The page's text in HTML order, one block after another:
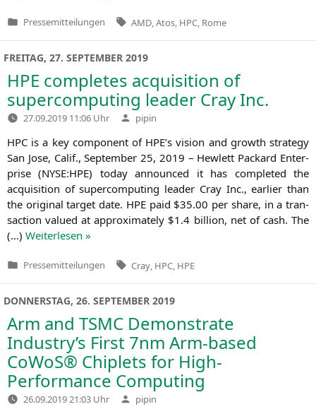
Veröffentlicht
Pressemitteilungen Tags:
AMD Atos HPC Rome
FREITAG, 27. SEPTEMBER 2019
HPE completes acquisition of
supercomputing leader Cray Inc.
27.09.2019 11:06 Uhr Verfasst
von
pipin
HPC is a key com­po­nent of HPE’s visi­on and growth stra­tegy
San Jose, Calif., Sep­tem­ber 25, 2019 – Hew­lett Packard Enter­
pri­se (NYSE:HPE) today announ­ced it has com­ple­ted the
acqui­si­ti­on of super­com­pu­ting lea­der Cray Inc., ear­lier than
the ori­gi­nal tar­get date. HPEpaid $35.00 per share, in a tran­
sac­tion valued at appro­xi­m­ate­ly $1.4 bil­li­on, net of cash. The
(…) Wei­ter­le­sen »
Veröffentlicht
Pressemitteilungen Tags:
Cray HPC HPE
DONNERSTAG, 26. SEPTEMBER 2019
Arm and TSMC Demonstrate
Industry’s First 7nm Arm-based
CoWoS® Chiplets for High-
Performance Computing
26.09.2019 21:03 Uhr Verfasst
von
pipin